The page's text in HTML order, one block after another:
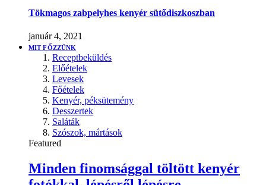
Tökmagos zabpelyhes kenyér sütődiszkoszban
január 4, 2021
MIT FŐZZÜNK
Receptbeküldés
Előételek
Levesek
Főételek
Kenyér, péksütemény
Desszertek
Saláták
Szószok, mártások
Featured
Minden finomsággal töltött kenyér